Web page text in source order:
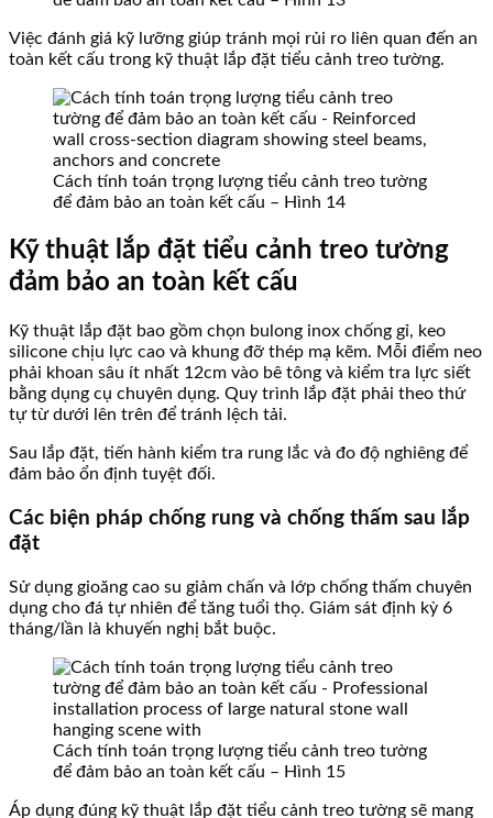
Việc đánh giá kỹ lưỡng giúp tránh mọi rủi ro liên quan đến an
toàn kết cấu trong kỹ thuật lắp đặt tiểu cảnh treo tường.
Cách tính toán trọng lượng tiểu cảnh treo tường
để đảm bảo an toàn kết cấu – Hình 14
Kỹ thuật lắp đặt tiểu cảnh treo tường
đảm bảo an toàn kết cấu
Kỹ thuật lắp đặt bao gồm chọn bulong inox chống gỉ, keo
silicone chịu lực cao và khung đỡ thép mạ kẽm. Mỗi điểm neo
phải khoan sâu ít nhất 12cm vào bê tông và kiểm tra lực siết
bằng dụng cụ chuyên dụng. Quy trình lắp đặt phải theo thứ
tự từ dưới lên trên để tránh lệch tải.
Sau lắp đặt, tiến hành kiểm tra rung lắc và đo độ nghiêng để
đảm bảo ổn định tuyệt đối.
Các biện pháp chống rung và chống thấm sau lắp
đặt
Sử dụng gioăng cao su giảm chấn và lớp chống thấm chuyên
dụng cho đá tự nhiên để tăng tuổi thọ. Giám sát định kỳ 6
tháng/lần là khuyến nghị bắt buộc.
Cách tính toán trọng lượng tiểu cảnh treo tường
để đảm bảo an toàn kết cấu – Hình 15
Áp dụng đúng kỹ thuật lắp đặt tiểu cảnh treo tường sẽ mang